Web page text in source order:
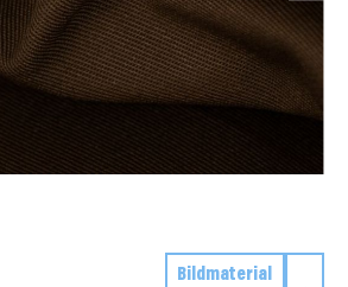
Bildmaterial